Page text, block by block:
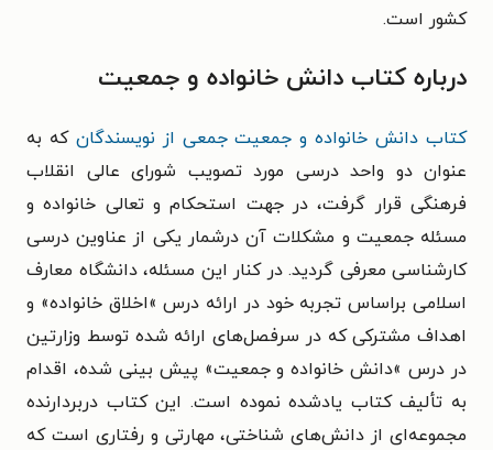
کشور است.
درباره کتاب دانش خانواده و جمعیت
کتاب دانش خانواده و جمعیت جمعی از نویسندگان که به
عنوان دو واحد درسی مورد تصویب شورای عالی انقلاب
فرهنگی قرار گرفت، در جهت استحکام و تعالی خانواده و
مسئله جمعیت و مشکلات آن درشمار یکی از عناوین درسی
کارشناسی معرفی گردید. در کنار این مسئله، دانشگاه معارف
اسلامی براساس تجربه خود در ارائه درس »اخلاق خانواده» و
اهداف مشترکی که در سرفصل‌های ارائه شده توسط وزارتین
در درس »دانش خانواده و جمعیت» پیش بینی شده، اقدام
به تألیف کتاب یادشده نموده است. این کتاب دربردارنده
مجموعه‌ای از دانش‌های شناختی، مهارتی و رفتاری است که